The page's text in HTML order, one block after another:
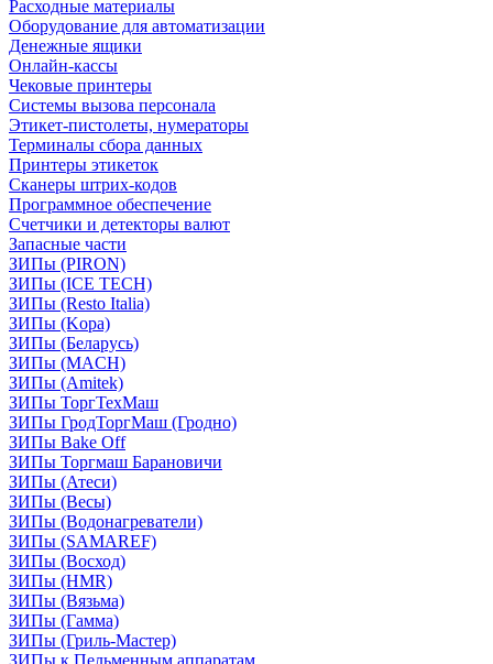
Расходные материалы
Оборудование для автоматизации
Денежные ящики
Онлайн-кассы
Чековые принтеры
Системы вызова персонала
Этикет-пистолеты, нумераторы
Терминалы сбора данных
Принтеры этикеток
Сканеры штрих-кодов
Программное обеспечение
Счетчики и детекторы валют
Запасные части
ЗИПы (PIRON)
ЗИПы (ICE TECH)
ЗИПы (Resto Italia)
ЗИПы (Kopa)
ЗИПы (Беларусь)
ЗИПы (MACH)
ЗИПы (Amitek)
ЗИПы ТоргТехМаш
ЗИПы ГродТоргМаш (Гродно)
ЗИПы Bake Off
ЗИПы Торгмаш Барановичи
ЗИПы (Атеси)
ЗИПы (Весы)
ЗИПы (Водонагреватели)
ЗИПы (SAMAREF)
ЗИПы (Восход)
ЗИПы (HMR)
ЗИПы (Вязьма)
ЗИПы (Гамма)
ЗИПы (Гриль-Мастер)
ЗИПы к Пельменным аппаратам